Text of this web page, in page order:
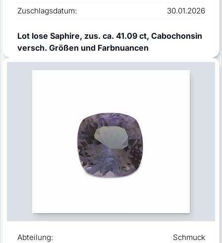
Zuschlagsdatum:
30.01.2026
Lot lose Saphire, zus. ca. 41.09 ct, Cabochonsin
versch. Größen und Farbnuancen
Abteilung:
Schmuck